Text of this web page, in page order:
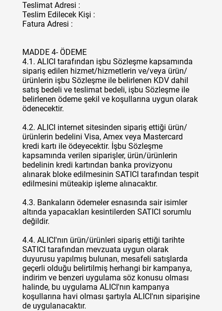
Teslimat Adresi :
Teslim Edilecek Kişi :
Fatura Adresi :
MADDE 4- ÖDEME
4.1. ALICI tarafından işbu Sözleşme kapsamında
sipariş edilen hizmet/hizmetlerin ve/veya ürün/
ürünlerin işbu Sözleşme ile belirlenen KDV dahil
satış bedeli ve teslimat bedeli, işbu Sözleşme ile
belirlenen ödeme şekil ve koşullarına uygun olarak
ödenecektir.
4.2. ALICI internet sitesinden sipariş ettiği ürün/
ürünlerin bedelini Visa, Amex veya Mastercard
kredi kartı ile ödeyecektir. İşbu Sözleşme
kapsamında verilen siparişler, ürün/ürünlerin
bedelinin kredi kartından banka provizyonu
alınarak bloke edilmesinin SATICI tarafından tespit
edilmesini müteakip işleme alınacaktır.
4.3. Bankaların ödemeler esnasında sair isimler
altında yapacakları kesintilerden SATICI sorumlu
değildir.
4.4. ALICI'nın ürün/ürünleri sipariş ettiği tarihte
SATICI tarafından mevzuata uygun olarak
duyurusu yapılmış bulunan, mesafeli satışlarda
geçerli olduğu belirtilmiş herhangi bir kampanya,
indirim ve benzeri uygulama söz konusu olması
halinde, bu uygulama ALICI'nın kampanya
koşullarına havi olması şartıyla ALICI'nın siparişine
de uygulanacaktır.